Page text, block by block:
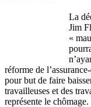
La
Jim
«
réforme de
pour but de faire
travailleuses et des
représente le chômage.